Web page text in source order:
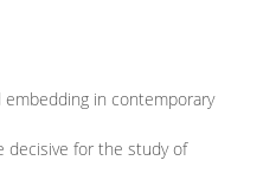
in contemporary
decisive for the study of